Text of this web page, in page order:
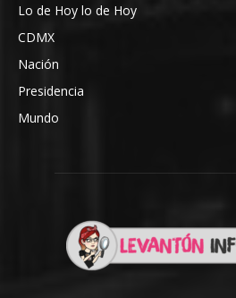
Lo de Hoy lo de Hoy
CDMX
Nación
Presidencia
Mundo